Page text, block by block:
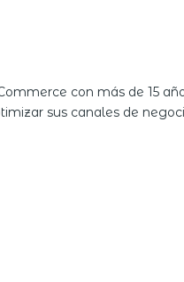
con más de 15
sus canales de